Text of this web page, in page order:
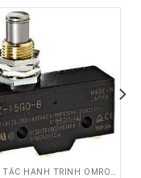
CÔNG TẮC HÀNH TRÌNH OMRON